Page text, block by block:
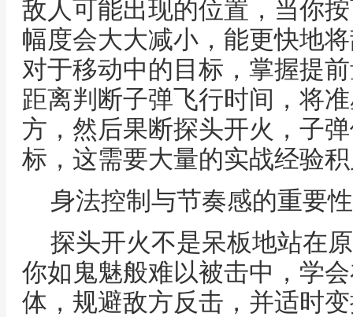
敌人可能出现的位置，当你
幅度会大大减小，能更快地
对于移动中的目标，掌握提
距离判断子弹飞行时间，将
方，然后果断探头开火，子
标，这需要大量的实战经验
身法控制与节奏感的重要性
探头开火不是呆板地站在
你如鬼魅般难以被击中，学
体，规避敌方反击，并适时